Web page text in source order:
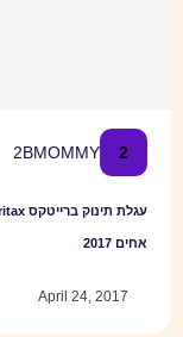
2
2BMOMMY
אחים 2017
April 24, 2017